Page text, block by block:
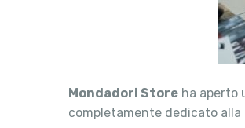
Mondadori Store ha aperto
completamente dedicato